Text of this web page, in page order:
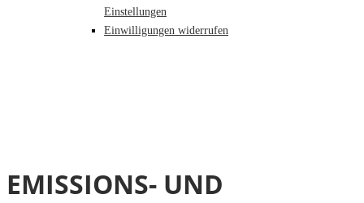
Einstellungen
Einwilligungen widerrufen
EMISSIONS- UND